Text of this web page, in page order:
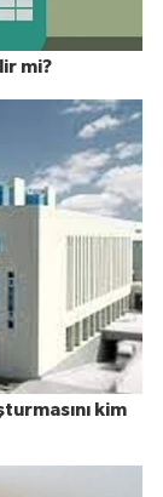
mi?
kim